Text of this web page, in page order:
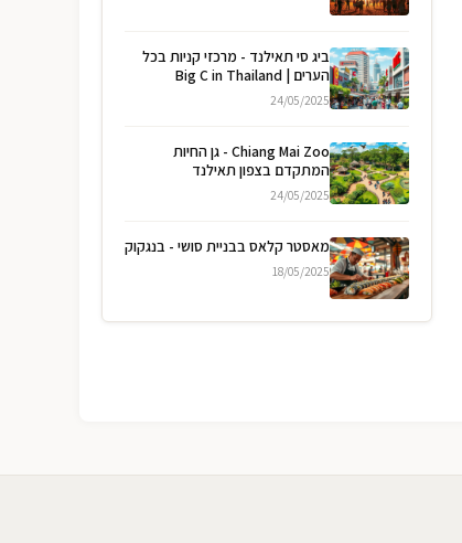
ביג סי תאילנד - מרכזי קניות בכל
הערים | Big C in Thailand
24/05/2025
Chiang Mai Zoo - גן החיות
המתקדם בצפון תאילנד
24/05/2025
מאסטר קלאס בבניית סושי - בנגקוק
18/05/2025